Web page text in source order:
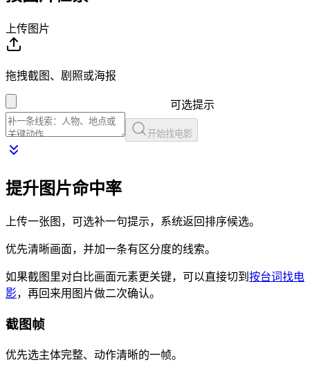
上传图片
拖拽截图、剧照或海报
可选提示
开始找电影
提升图片命中率
上传一张图，可选补一句提示，系统返回排序候选。
优先清晰画面，并加一条有区分度的线索。
如果截图里对白比画面元素更关键，可以直接切到 按台词找电
影，再回来用图片做二次确认。
截图帧
优先选主体完整、动作清晰的一帧。